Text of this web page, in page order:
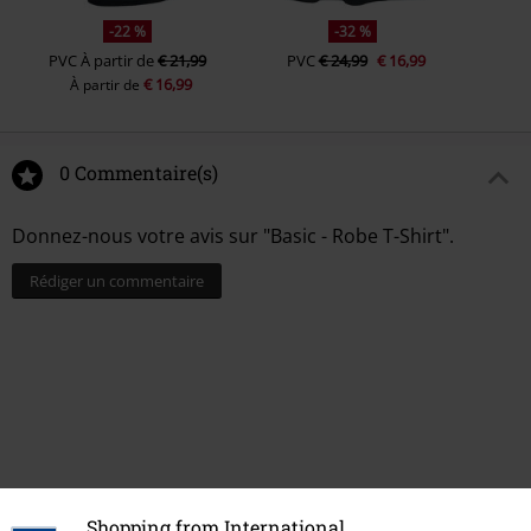
-22 %
PVCÀ partir de€ 21,99
À partir de € 16,99
-32 %
PVC€ 24,99 € 16,99
0 Commentaire(s)
Donnez-nous votre avis sur "Basic - Robe T-Shirt".
Rédiger un commentaire